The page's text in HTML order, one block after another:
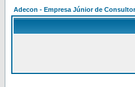
Adecon - Empresa Júnior de